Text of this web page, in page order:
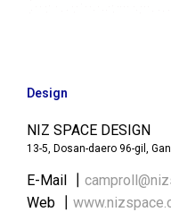
Design
NIZ SPACE DESIGN
13-5, Dosan-daero 96-gil,
E-Mail ┃
Web ┃